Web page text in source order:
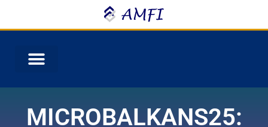
MICROBALKANS25: